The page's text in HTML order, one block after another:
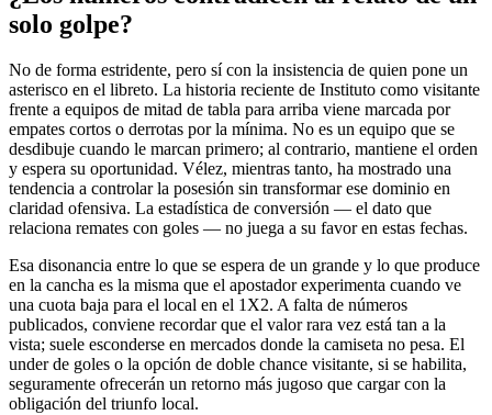
solo golpe?
No de forma estridente, pero sí con la insistencia de quien pone un
asterisco en el libreto. La historia reciente de Instituto como visitante
frente a equipos de mitad de tabla para arriba viene marcada por
empates cortos o derrotas por la mínima. No es un equipo que se
desdibuje cuando le marcan primero; al contrario, mantiene el orden
y espera su oportunidad. Vélez, mientras tanto, ha mostrado una
tendencia a controlar la posesión sin transformar ese dominio en
claridad ofensiva. La estadística de conversión — el dato que
relaciona remates con goles — no juega a su favor en estas fechas.
Esa disonancia entre lo que se espera de un grande y lo que produce
en la cancha es la misma que el apostador experimenta cuando ve
una cuota baja para el local en el 1X2. A falta de números
publicados, conviene recordar que el valor rara vez está tan a la
vista; suele esconderse en mercados donde la camiseta no pesa. El
under de goles o la opción de doble chance visitante, si se habilita,
seguramente ofrecerán un retorno más jugoso que cargar con la
obligación del triunfo local.